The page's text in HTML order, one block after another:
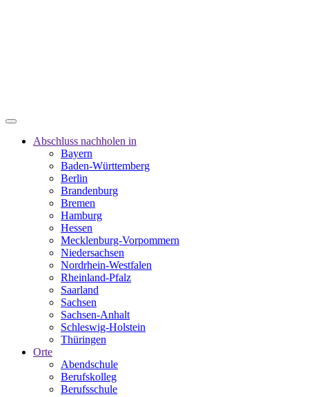
Abschluss nachholen in
Bayern
Baden-Württemberg
Berlin
Brandenburg
Bremen
Hamburg
Hessen
Mecklenburg-Vorpommern
Niedersachsen
Nordrhein-Westfalen
Rheinland-Pfalz
Saarland
Sachsen
Sachsen-Anhalt
Schleswig-Holstein
Thüringen
Orte
Abendschule
Berufskolleg
Berufsschule